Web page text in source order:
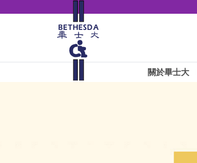
關於畢士大